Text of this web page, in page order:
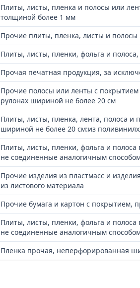
Плиты, листы, пленка и полосы или
толщиной более 1 мм
Прочие плиты, пленка, листы и
Плиты, листы, пленки, фольга и
Прочая печатная продукция, за
Прочие полосы или ленты с покрытием
рулонах шириной не более 20 см
Плиты, листы, пленка, лента, полоса и
шириной не более 20 см:из
Плиты, листы, пленки, фольга и
не соединенные аналогичным
Прочие изделия из пластмасс и
из листового материала
Прочие бумага и картон с покрытием,
Плиты, листы, пленки, фольга и
не соединенные аналогичным
Пленка прочая, неперфорированная